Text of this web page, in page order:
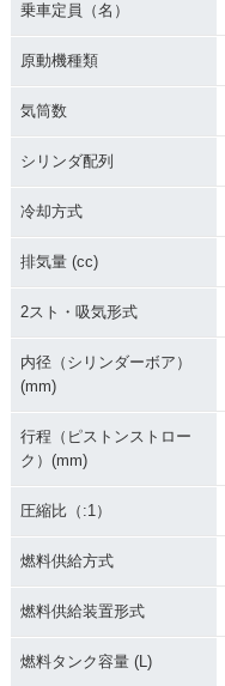
乗車定員（名）
原動機種類
気筒数
シリンダ配列
冷却方式
排気量 (cc)
2スト・吸気形式
内径（シリンダーボア）
(mm)
行程（ピストンストロー
ク）(mm)
圧縮比（:1）
燃料供給方式
燃料供給装置形式
燃料タンク容量 (L)